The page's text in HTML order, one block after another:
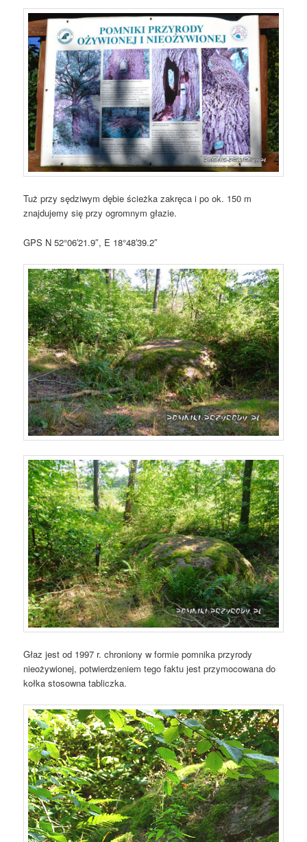
Tuż przy sędziwym dębie ścieżka zakręca i po ok. 150 m
znajdujemy się przy ogromnym głazie.
GPS N 52°06′21.9″, E 18°48′39.2″
Głaz jest od 1997 r. chroniony w formie pomnika przyrody
nieożywionej, potwierdzeniem tego faktu jest przymocowana do
kołka stosowna tabliczka.